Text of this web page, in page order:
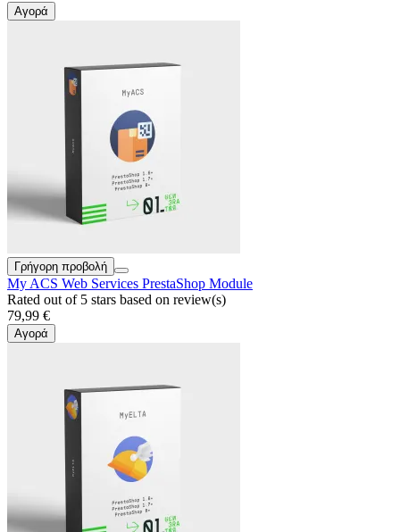
Αγορά
Γρήγορη προβολή
My ACS Web Services PrestaShop Module
Rated out of 5 stars based on review(s)
79,99 €
Αγορά